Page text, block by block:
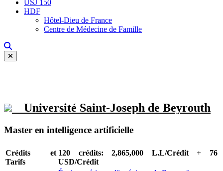
USJ 150
HDF
Hôtel-Dieu de France
Centre de Médecine de Famille
Université Saint-Joseph de Beyrouth
Master en intelligence artificielle
Crédits et
Tarifs
120 crédits: 2,865,000 L.L/Crédit + 76
USD/Crédit